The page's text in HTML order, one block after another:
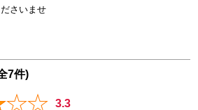
さいませ
7件)
3.3